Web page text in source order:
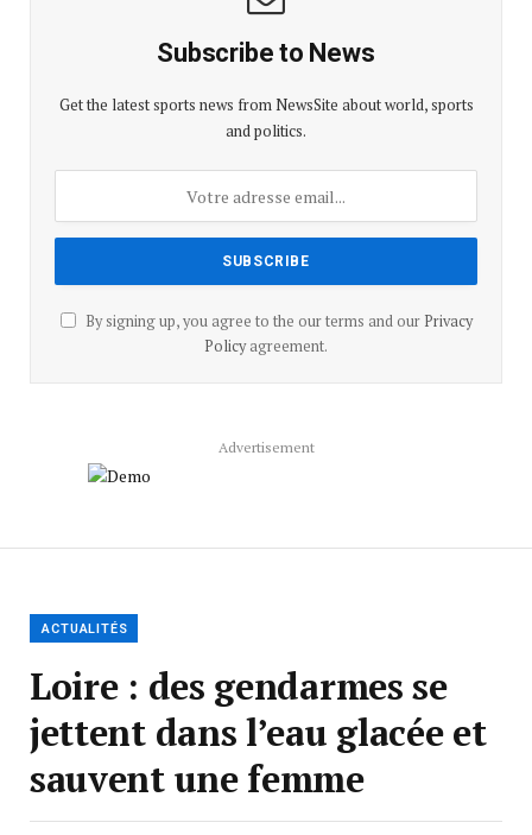
Subscribe to News
Get the latest sports news from NewsSite about world, sports
and politics.
By signing up, you agree to the our terms and our Privacy
Policyagreement.
Advertisement
ACTUALITÉS
Loire : des gendarmes se
jettent dans l’eau glacée et
sauvent une femme